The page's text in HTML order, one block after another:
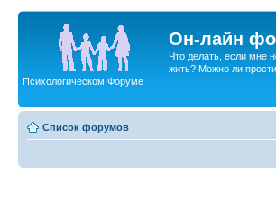
Он-лайн
Что делать, если мне
жить? Можно ли
Психологическом Форуме
Список форумов